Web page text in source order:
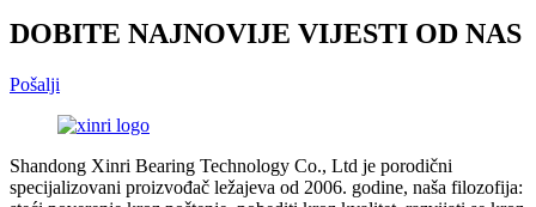
DOBITE NAJNOVIJE VIJESTI OD NAS
Pošalji
Shandong Xinri Bearing Technology Co., Ltd je porodični
specijalizovani proizvođač ležajeva od 2006. godine, naša filozofija: